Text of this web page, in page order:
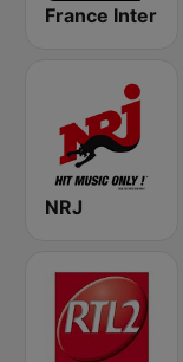
France Inter
NRJ